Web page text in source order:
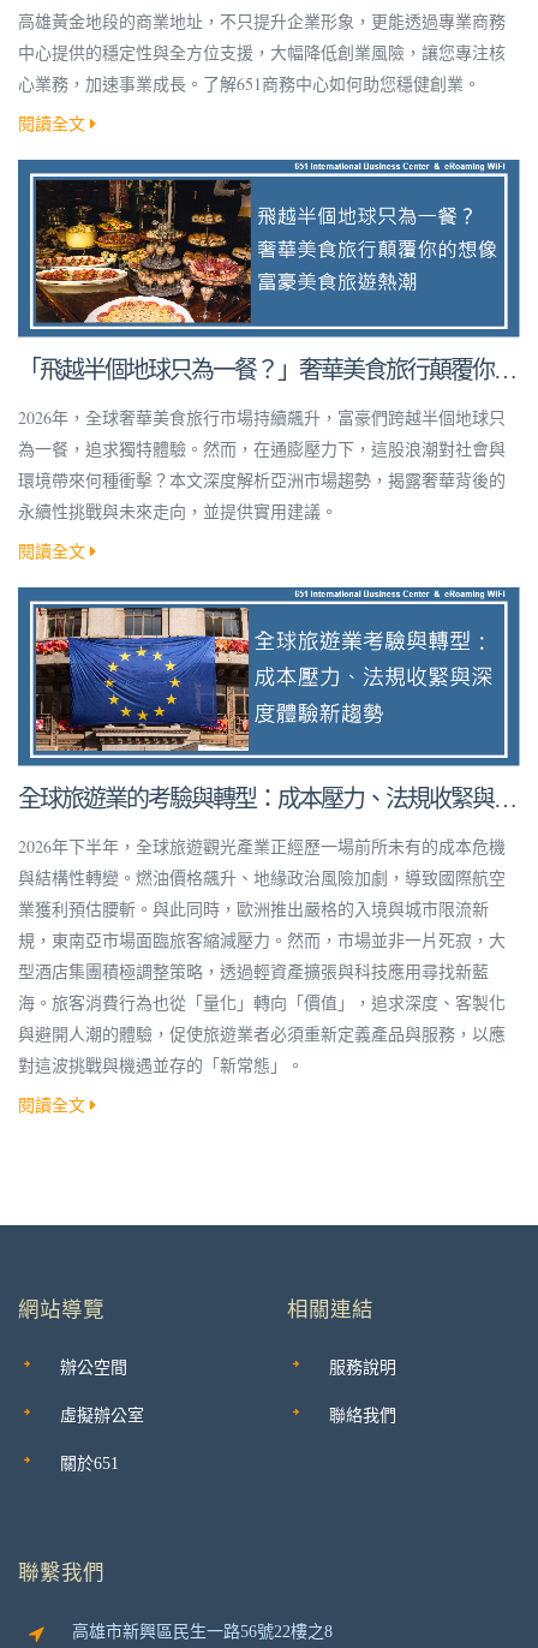
嗎？
高雄黃金地段的商業地址，不只提升企業形象，更能透過專業商務
中心提供的穩定性與全方位支援，大幅降低創業風險，讓您專注核
心業務，加速事業成長。了解651商務中心如何助您穩健創業。
閱讀全文
「飛越半個地球只為一餐？」奢華美食旅行顛覆你的
想像！
2026年，全球奢華美食旅行市場持續飆升，富豪們跨越半個地球只
為一餐，追求獨特體驗。然而，在通膨壓力下，這股浪潮對社會與
環境帶來何種衝擊？本文深度解析亞洲市場趨勢，揭露奢華背後的
永續性挑戰與未來走向，並提供實用建議。
閱讀全文
全球旅遊業的考驗與轉型：成本壓力、法規收緊與深
度體驗新趨勢
2026年下半年，全球旅遊觀光產業正經歷一場前所未有的成本危機
與結構性轉變。燃油價格飆升、地緣政治風險加劇，導致國際航空
業獲利預估腰斬。與此同時，歐洲推出嚴格的入境與城市限流新
規，東南亞市場面臨旅客縮減壓力。然而，市場並非一片死寂，大
型酒店集團積極調整策略，透過輕資產擴張與科技應用尋找新藍
海。旅客消費行為也從「量化」轉向「價值」，追求深度、客製化
與避開人潮的體驗，促使旅遊業者必須重新定義產品與服務，以應
對這波挑戰與機遇並存的「新常態」。
閱讀全文
網站導覽
辦公空間
虛擬辦公室
關於651
相關連結
服務說明
聯絡我們
聯繫我們
高雄市新興區民生一路56號22樓之8